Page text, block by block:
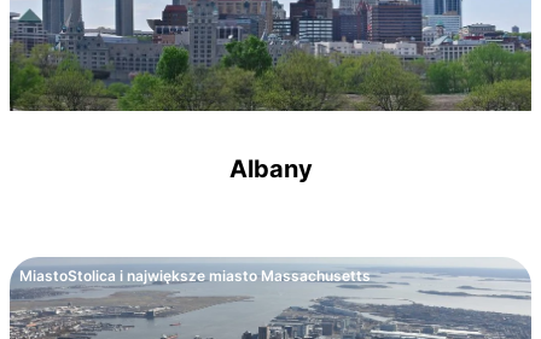
Albany
MiastoStolica i największe miasto Massachusetts